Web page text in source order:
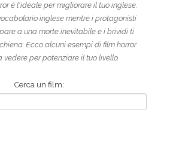
è l'ideale per migliorare il tuo inglese.
inglese mentre i protagonisti
a una morte inevitabile e i brividi ti
Ecco alcuni esempi di film horror
vedere per potenziare il tuo livello.
Cerca un film: